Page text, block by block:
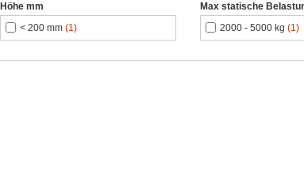
Höhe mm
< 200 mm (1)
Max statische
2000 - 5000 kg (1)